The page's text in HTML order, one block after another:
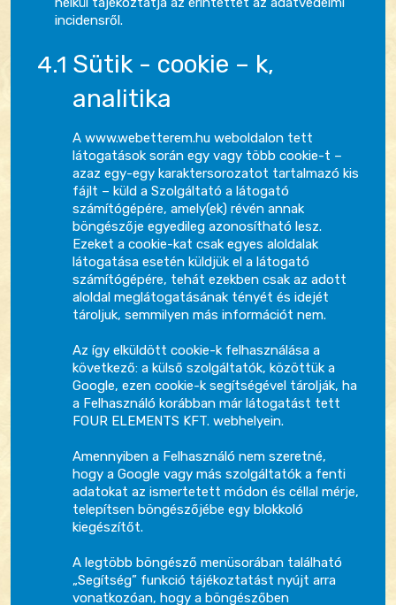
incidensről.
Sütik - cookie – k,
analitika
A www.webetterem.hu weboldalon tett
látogatások során egy vagy több cookie-t –
azaz egy-egy karaktersorozatot tartalmazó kis
fájlt – küld a Szolgáltató a látogató
számítógépére, amely(ek) révén annak
böngészője egyedileg azonosítható lesz.
Ezeket a cookie-kat csak egyes aloldalak
látogatása esetén küldjük el a látogató
számítógépére, tehát ezekben csak az adott
aloldal meglátogatásának tényét és idejét
tároljuk, semmilyen más információt nem.
Az így elküldött cookie-k felhasználása a
következő: a külső szolgáltatók, közöttük a
Google, ezen cookie-k segítségével tárolják, ha
a Felhasználó korábban már látogatást tett
FOUR ELEMENTS KFT. webhelyein.
Amennyiben a Felhasználó nem szeretné,
hogy a Google vagy más szolgáltatók a fenti
adatokat az ismertetett módon és céllal mérje,
telepítsen böngészőjébe egy blokkoló
kiegészítőt.
A legtöbb böngésző menüsorában található
„Segítség” funkció tájékoztatást nyújt arra
vonatkozóan, hogy a böngészőben